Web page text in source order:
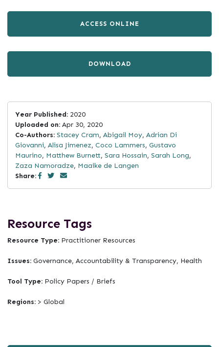
ACCESS ONLINE
DOWNLOAD
Year Published: 2020
Uploaded on: Apr 30, 2020
Co-Authors: Stacey Cram, Abigail Moy, Adrian Di
Giovanni, Alisa Jimenez, Coco Lammers, Gustavo
Maurino, Matthew Burnett, Sara Hossain, Sarah Long,
Zaza Namoradze, Maaike de Langen
Share:
Resource Tags
Resource Type: Practitioner Resources
Issues: Governance, Accountability & Transparency, Health
Tool Type: Policy Papers / Briefs
Regions: > Global